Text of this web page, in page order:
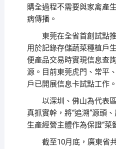
購全過程不需要與家禽產
病傳播。
東莞在全省首創試點推
用於記錄存儲蔬菜種植戶
便產品交易時實現信息查
源。目前東莞虎門、常平
戶已開展信息卡試點工作。
以深圳、佛山為代表區
真抓實幹，將“追溯”源頭
生產經營主體作為保證“菜
截至10月底，廣東省共